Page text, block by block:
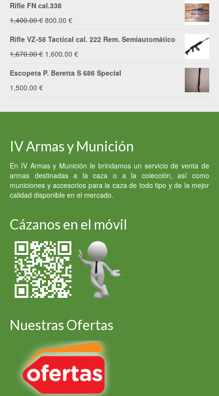
Rifle FN cal.338
1,400.00€ El
precio
1,400.00 €.
800.00 €El
precio
800.00 €.
Rifle VZ-58 Tactical cal. 222 Rem. Semiautomático
1,670.00€ El
precio
1,670.00 €.
1,600.00 €El
precio
1,600.00 €.
Escopeta P. Beretta S 686 Special
1,500.00 €
IV Armas y Munición
En IV Armas y Munición le brindamos un servicio de venta de
armas destinadas a la caza o a la colección, así como
municiones y accesorios para la caza de todo tipo y de la mejor
calidad disponible en el mercado.
Cázanos en el móvil
Nuestras Ofertas